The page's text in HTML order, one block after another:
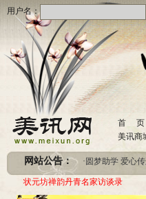
用户名：
首 页
美讯商
网站公告：
· 美讯网诚招合作
中国书画收藏频
· 圆梦助学 爱心传递—中
·美讯网诚招合作
· 中国书画收藏
状元坊禅韵丹青名家访谈录